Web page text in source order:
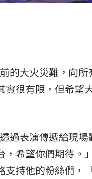
的大火災難，向所
很有限，但希望
過表演傳遞給現場
希望你們期待。
持他的粉絲們，